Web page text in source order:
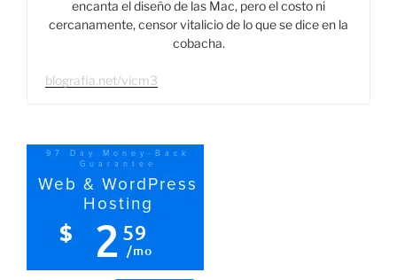
encanta el diseño de las Mac, pero el costo ni
cercanamente, censor vitalicio de lo que se dice en la
cobacha.
blografia.net/vicm3